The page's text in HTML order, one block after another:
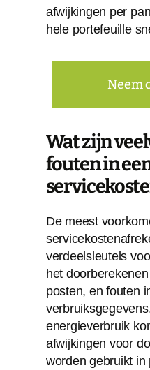
afwijkingen per
hele portefeuille
Neem
Wat zijn
fouten in
De meest
verdeelsleutels
het
posten, en fouten
energieverbruik
afwijkingen voor
worden gebruikt in